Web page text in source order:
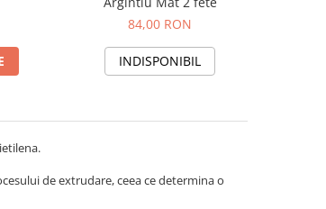
84,00 RON
INDISPONIBIL
de extrudare, ceea ce determina o